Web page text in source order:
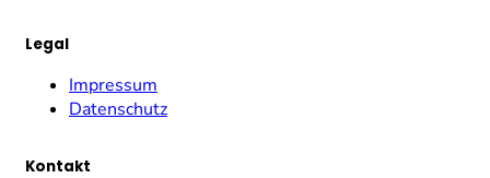
Legal
Impressum
Datenschutz
Kontakt